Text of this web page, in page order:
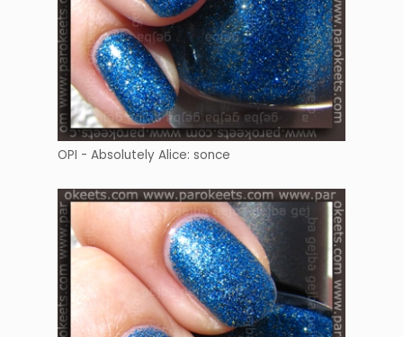
OPI - Absolutely Alice: sonce